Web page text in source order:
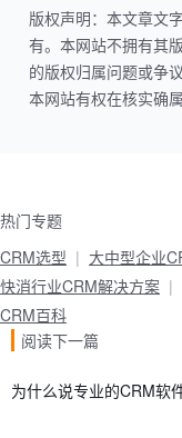
版权声明：本文章文
有。本网站不拥有其
的版权归属问题或争
本网站有权在核实确
热门专题
CRM选型
大中型企业
快消行业CRM解决方案
CRM百科
阅读下一篇
为什么说专业的CRM软